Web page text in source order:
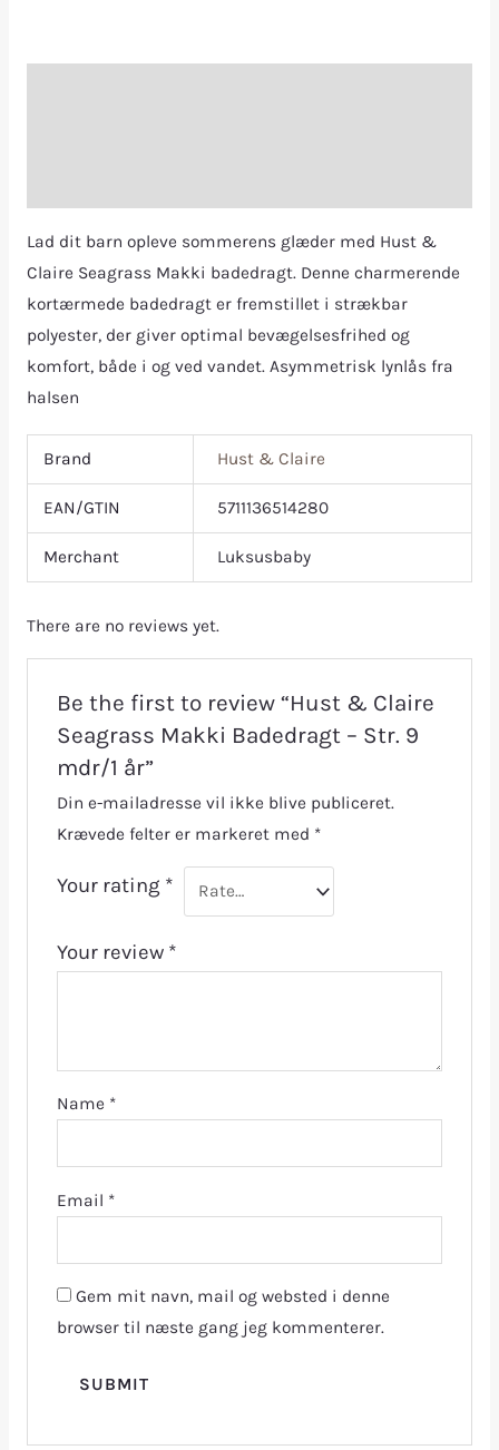
Lad dit barn opleve sommerens glæder med Hust &
Claire Seagrass Makki badedragt. Denne charmerende
kortærmede badedragt er fremstillet i strækbar
polyester, der giver optimal bevægelsesfrihed og
komfort, både i og ved vandet. Asymmetrisk lynlås fra
halsen
Brand Hust & Claire
EAN/GTIN 5711136514280
Merchant Luksusbaby
There are no reviews yet.
Be the first to review “Hust & Claire
Seagrass Makki Badedragt – Str. 9
mdr/1 år”
Din e-mailadresse vil ikke blive publiceret.
Krævede felter er markeret med *
Your rating *
Your review *
Name *
Email *
Gem mit navn, mail og websted i denne
browser til næste gang jeg kommenterer.